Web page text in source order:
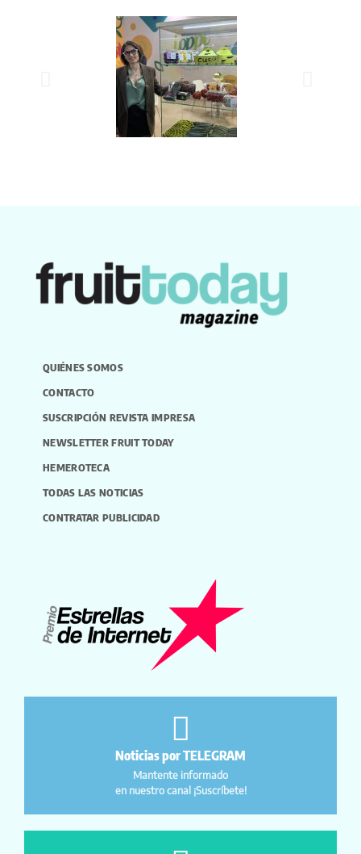
QUIÉNES SOMOS
CONTACTO
SUSCRIPCIÓN REVISTA IMPRESA
NEWSLETTER FRUIT TODAY
HEMEROTECA
TODAS LAS NOTICIAS
CONTRATAR PUBLICIDAD
Noticias por TELEGRAM
Mantente informado
en nuestro canal ¡Suscríbete!